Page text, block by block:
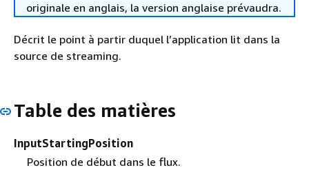
originale en anglais, la version anglaise prévaudra.
Décrit le point à partir duquel l’application lit dans la
source de streaming.
Table des matières
InputStartingPosition
Position de début dans le flux.